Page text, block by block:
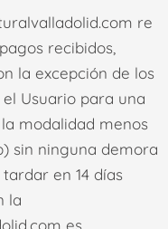
re
recibidos,
la excepción de los
Usuario para una
modalidad menos
sin ninguna demora
en 14 días
la
es